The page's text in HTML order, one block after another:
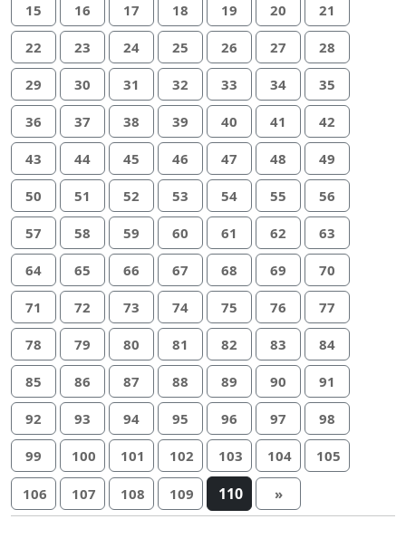
15 16 17 18 19 20 21
22 23 24 25 26 27 28
29 30 31 32 33 34 35
36 37 38 39 40 41 42
43 44 45 46 47 48 49
50 51 52 53 54 55 56
57 58 59 60 61 62 63
64 65 66 67 68 69 70
71 72 73 74 75 76 77
78 79 80 81 82 83 84
85 86 87 88 89 90 91
92 93 94 95 96 97 98
99 100 101 102 103 104 105
106 107 108 109 110 »